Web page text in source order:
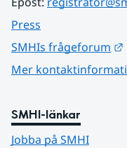
Press
SMHIs frågeforum
Mer
SMHI-länkar
Jobba på SMHI